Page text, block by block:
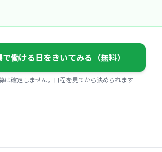
働ける日をきいてみる（無料）
は確定しません。日程を見てから決められます